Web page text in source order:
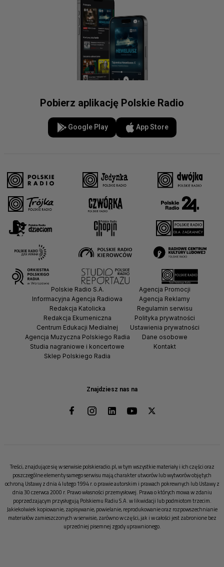
Pobierz aplikację Polskie Radio
Google Play App Store
Znajdziesz nas na
Polskie Radio S.A.
Informacyjna Agencja Radiowa
Redakcja Katolicka
Redakcja Ekumeniczna
Centrum Edukacji Medialnej
Agencja Muzyczna Polskiego Radia
Studia nagraniowe i koncertowe
Sklep Polskiego Radia
Agencja Promocji
Agencja Reklamy
Regulamin serwisu
Polityka prywatności
Ustawienia prywatności
Dane osobowe
Kontakt
Treści, znajdujące się w serwisie polskieradio.pl, w tym wszystkie materiały i ich części oraz
poszczególne elementy samego serwisu mają charakter utworów lub wytworów objętych
ochroną Ustawy z dnia 4 lutego 1994 r. o prawie autorskim i prawach pokrewnych lub Ustawy z
dnia 30 czerwca 2000 r. Prawo własności przemysłowej. Prawa o których mowa w zdaniu
poprzedzającym przysługują Polskiemu Radiu S.A. w likwidacji lub podmiotom trzecim.
Jakiekolwiek kopiowanie, zapisywanie, powielanie, reprodukowanie oraz rozpowszechnianie
materiałów zamieszczonych w serwisie, zarówno w części, jak i w całości jest zabronione bez
uprzedniej pisemnej zgody uprawnionego.